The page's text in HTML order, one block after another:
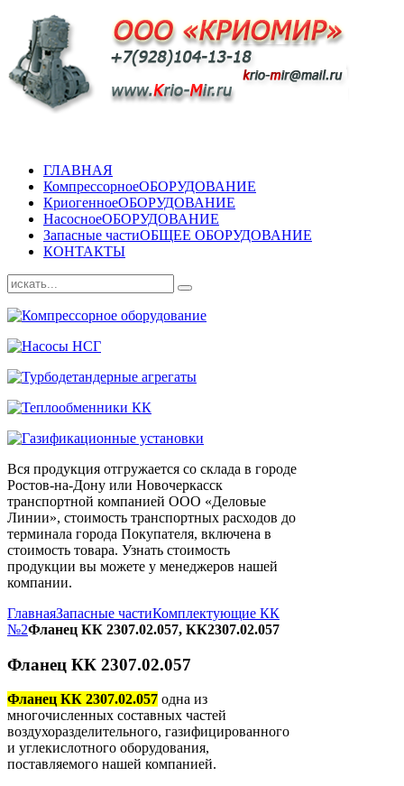
ГЛАВНАЯ
КомпрессорноеОБОРУДОВАНИЕ
КриогенноеОБОРУДОВАНИЕ
НасосноеОБОРУДОВАНИЕ
Запасные частиОБЩЕЕ ОБОРУДОВАНИЕ
КОНТАКТЫ
Вся продукция отгружается со склада в городе
Ростов-на-Дону или Новочеркасск
транспортной компанией ООО «Деловые
Линии», стоимость транспортных расходов до
терминала города Покупателя, включена в
стоимость товара. Узнать стоимость
продукции вы можете у менеджеров нашей
компании.
ГлавнаяЗапасные частиКомплектующие КК
№2Фланец КК 2307.02.057, КК2307.02.057
Фланец КК 2307.02.057
Фланец КК 2307.02.057 одна из
многочисленных составных частей
воздухоразделительного, газифицированного
и углекислотного оборудования,
поставляемого нашей компанией.